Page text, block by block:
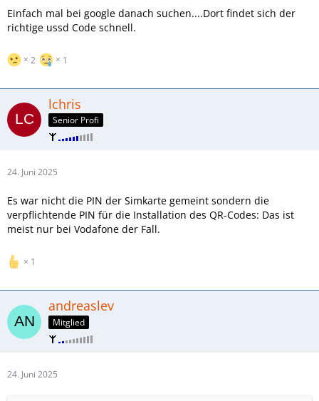
Einfach mal bei google danach suchen....Dort findet sich der
richtige ussd Code schnell.
2 1
lchris
Senior Profi
24. Juni 2025
Es war nicht die PIN der Simkarte gemeint sondern die
verpflichtende PIN für die Installation des QR-Codes: Das ist
meist nur bei Vodafone der Fall.
1
andreaslev
Mitglied
24. Juni 2025